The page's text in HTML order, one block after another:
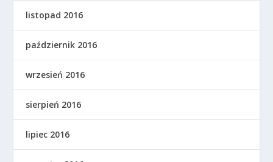
listopad 2016
październik 2016
wrzesień 2016
sierpień 2016
lipiec 2016